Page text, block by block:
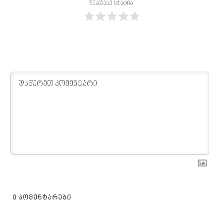
შეაფასე სტატია
0 ᲙᲝᲛᲔᲜᲢᲐᲠᲔᲑᲘ